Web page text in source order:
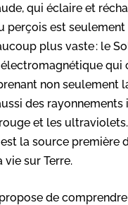
qui éclaire et
perçois est seulement
plus vaste : le
qui
non seulement
des rayonnements
et les
la source première
sur Terre.
de